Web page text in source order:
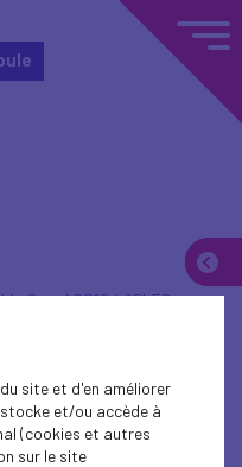
le 9 mai 2019 à 10h56
du 9
site et d'en améliorer
et/ou accède à
(cookies et autres
sur le site